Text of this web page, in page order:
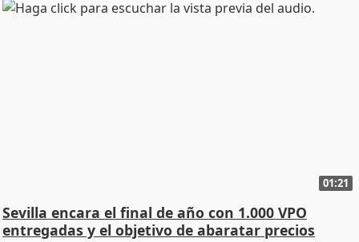
01:21
Sevilla encara el final de año con 1.000 VPO
entregadas y el objetivo de abaratar precios